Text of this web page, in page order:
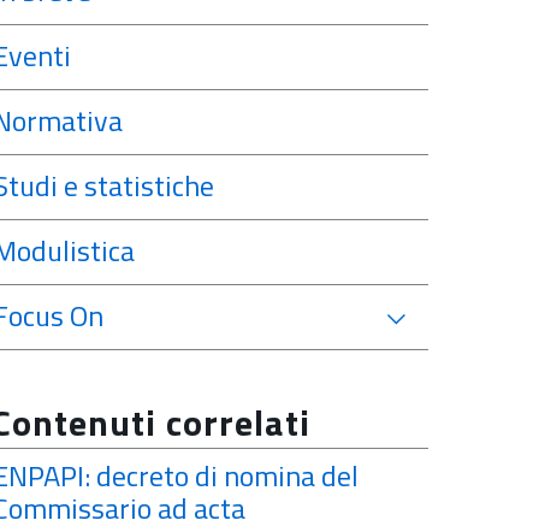
e statistiche
On
correlati
decreto di nomina del
ad acta